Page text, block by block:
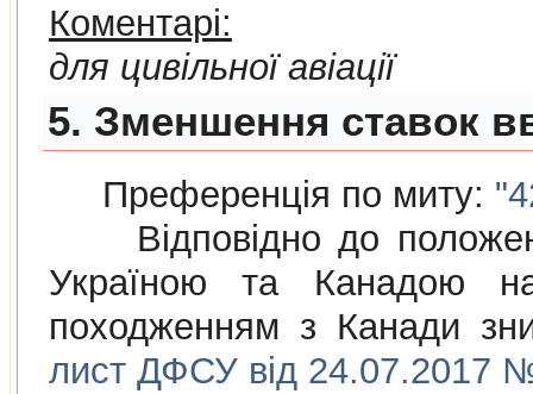
Коментарі:
для цивільної авіації
5. Зменшення ставок
Преференція по миту:
Відповідно до
Україною та Канадою
походженням з Канади
лист ДФСУ від 24.07.2017